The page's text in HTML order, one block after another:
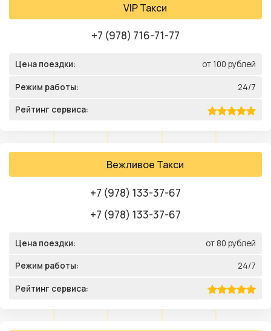
VIP Такси
+7 (978) 716-71-77
Цена поездки: от 100 рублей
Режим работы: 24/7
Рейтинг сервиса:
Вежливое Такси
+7 (978) 133-37-67
+7 (978) 133-37-67
Цена поездки: от 80 рублей
Режим работы: 24/7
Рейтинг сервиса: